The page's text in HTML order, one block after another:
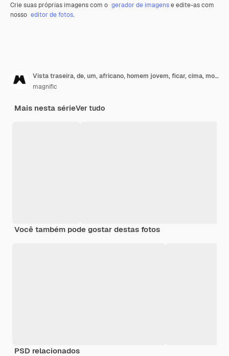
Crie suas próprias imagens com o gerador de imagense edite-as com
nosso editor de fotos.
Vista traseira, de, um, africano, homem jovem, ficar, cima, montanha, outstretching, seu, mão
magnific
Mais nesta sérieVer tudo
Você também pode gostar destas fotos
PSD relacionados